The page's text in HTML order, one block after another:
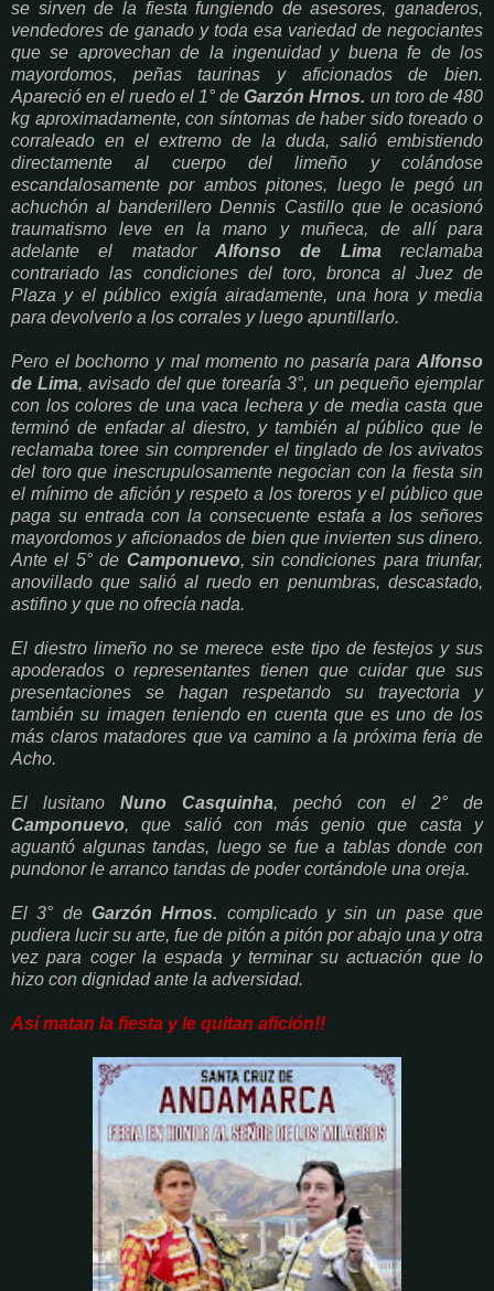
se sirven de la fiesta fungiendo de asesores, ganaderos,
vendedores de ganado y toda esa variedad de negociantes
que se aprovechan de la ingenuidad y buena fe de los
mayordomos, peñas taurinas y aficionados de bien.
Apareció en el ruedo el 1° deGarzón Hrnos. un toro de 480
kg aproximadamente, con síntomas de haber sido toreado o
corraleado en el extremo de la duda, salió embistiendo
directamente al cuerpo del limeño y colándose
escandalosamente por ambos pitones, luego le pegó un
achuchón al banderillero Dennis Castillo que le ocasionó
traumatismo leve en la mano y muñeca, de allí para
adelante el matador Alfonso de Limareclamaba
contrariado las condiciones del toro, bronca al Juez de
Plaza y el público exigía airadamente, una hora y media
para devolverlo a los corrales y luego apuntillarlo.
Pero el bochorno y mal momento no pasaría para Alfonso
de Lima, avisado del que torearía 3°, un pequeño ejemplar
con los colores de una vaca lechera y de media casta que
terminó de enfadar al diestro, y también al público que le
reclamaba toree sin comprender el tinglado de los avivatos
del toro que inescrupulosamente negocian con la fiesta sin
el mínimo de afición y respeto a los toreros y el público que
paga su entrada con la consecuente estafa a los señores
mayordomos y aficionados de bien que invierten sus dinero.
Ante el 5° de Camponuevo, sin condiciones para triunfar,
anovillado que salió al ruedo en penumbras, descastado,
astifino y que no ofrecía nada.
El diestro limeño no se merece este tipo de festejos y sus
apoderados o representantes tienen que cuidar que sus
presentaciones se hagan respetando su trayectoria y
también su imagen teniendo en cuenta que es uno de los
más claros matadores que va camino a la próxima feria de
Acho.
El lusitano Nuno Casquinha, pechó con el 2° de
Camponuevo, que salió con más genio que casta y
aguantó algunas tandas, luego se fue a tablas donde con
pundonor le arranco tandas de poder cortándole una oreja.
El 3° de Garzón Hrnos. complicado y sin un pase que
pudiera lucir su arte, fue de pitón a pitón por abajo una y otra
vez para coger la espada y terminar su actuación que lo
hizo con dignidad ante la adversidad.
Así matan la fiesta y le quitan afición!!